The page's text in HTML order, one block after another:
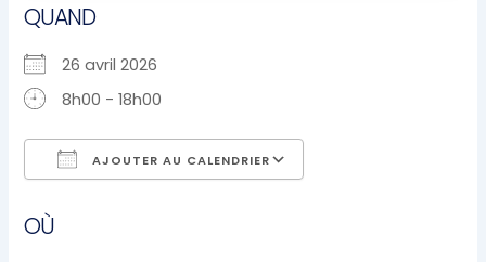
QUAND
26 avril 2026
8h00 - 18h00
AJOUTER AU CALENDRIER
OÙ